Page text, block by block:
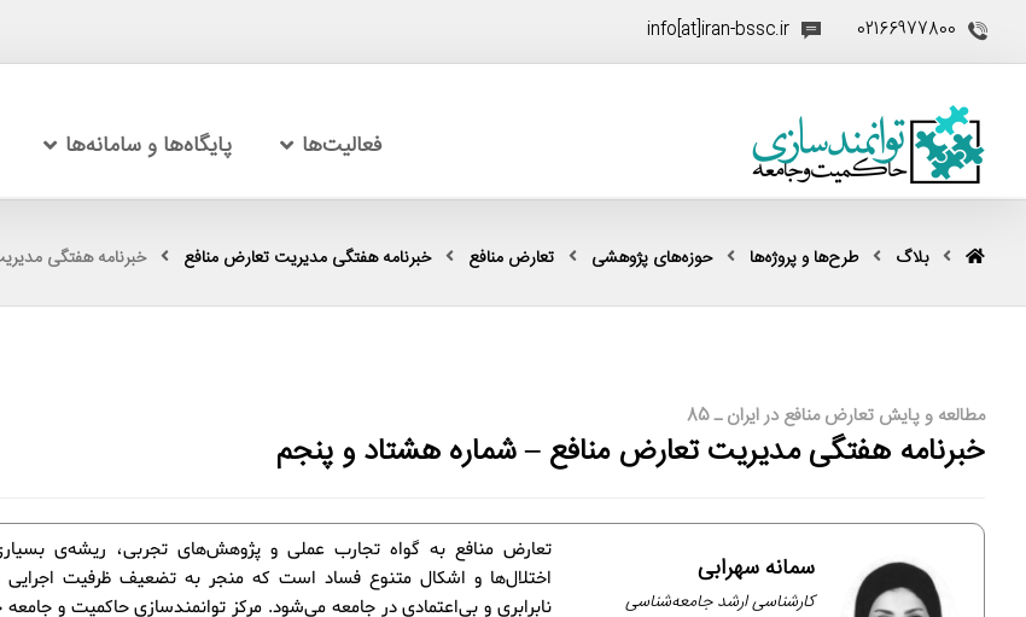
02166977800
info[at]iran-bssc.ir
فعالیت‌ها پایگاه‌ها و سامانه‌ها
بلاگ طرح‌ها و پروژه‌ها حوزه‌های پژوهشی تعارض منافع خبرنامه هفتگی مدیریت تعارض منافع خبرنامه هفتگی
مطالعه و پایش تعارض منافع در ایران ـ 85
خبرنامه هفتگی مدیریت تعارض منافع – شماره هشتاد و پنجم
تعارض منافع به گواه تجارب عملی و پژوهش‌های تجربی، ریشه‌ی بسیاری
اختلال‌ها و اشکال متنوع فساد است که منجر به تضعیف ظرفیت
نابرابری و بی‌اعتمادی در جامعه می‌شود. مرکز توانمندسازی حاکمیت و
سمانه سهرابی
کارشناسی ارشد جامعه‌شناسی